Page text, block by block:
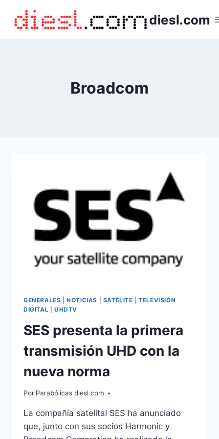
contenido
diesl.com
Broadcom
GENERALES |NOTICIAS SATÉLITE |TELEVISIÓN
DIGITAL
UHDTV
SES presenta la primera
transmisión UHD con la
nueva norma
Por Parabólicas diesl.com
La compañía satelital SES ha anunciado
que, junto con sus socios Harmonic y